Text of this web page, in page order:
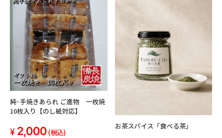
純･手焼きあられ ご進物 一枚焼
10枚入り【のし紙対応】
2,000 (税込)
お茶スパイス「食べる茶」